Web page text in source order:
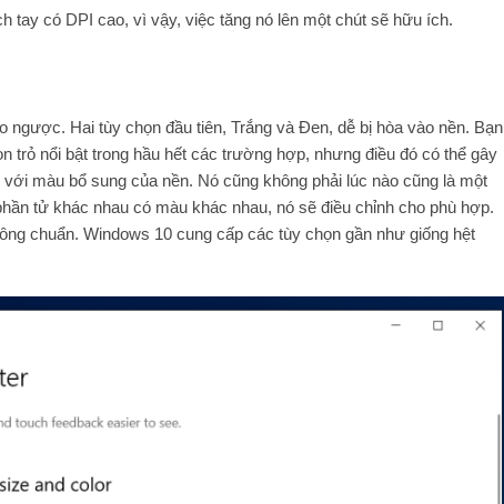
tay có DPI cao, vì vậy, việc tăng nó lên một chút sẽ hữu ích.
Hai tùy chọn đầu tiên, Trắng và Đen, dễ bị hòa vào nền. Bạn
trỏ nổi bật trong hầu hết các trường hợp, nhưng điều đó có thể gây
màu bổ sung của nền. Nó cũng không phải lúc nào cũng là một
tử khác nhau có màu khác nhau, nó sẽ điều chỉnh cho phù hợp.
chuẩn. Windows 10 cung cấp các tùy chọn gần như giống hệt